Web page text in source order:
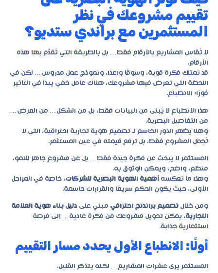
تقييم مشروعك في نظر
المستثمرين مع براندي ستديو؟
لا تُقاس المشاريع بالأرقام فقط… بل بالطريقة التي تُقدَّم بها هذه
الأرقام.
قد تمتلك فكرة قوية، وسوقًا واعدًا، ونموذج عمل مدروس… لكن في
اللحظة التي تعرض فيها مشروعك، هناك عامل خفي يبدأ في التأثير
فورًا: الانطباع.
هذا الانطباع لا يُبنى من البيانات فقط، بل من الشكل… من العرض…
من التفاصيل البصرية.
وهنا يظهر الدور الحاسم لـ تصميم هوية تجارية احترافية، التي لا
تُجمّل المشروع فقط، بل ترفع قيمته في عين المستثمر.
المستثمر لا يبحث عن فكرة جيدة فقط… بل عن مشروع جاهز للنمو،
منظم، واضح، ويمكن الوثوق به.
وهذا ما تعكسه أهمية الهوية البصرية للشركات، خاصة في المراحل
الأولى، حيث يكون الحكم سريعًا والقرارات حاسمة.
ومن خلال تصميم براندنج احترافي مبني على دليل بناء هوية العلامة
التجارية، يمكن تحويل مشروعك من فكرة عادية… إلى فرصة
استثمارية جذابة.
أولًا: الانطباع الأول يحدد مسار التقييم
المستثمر يرى عشرات المشاريع… لكنه يتذكر القليل.